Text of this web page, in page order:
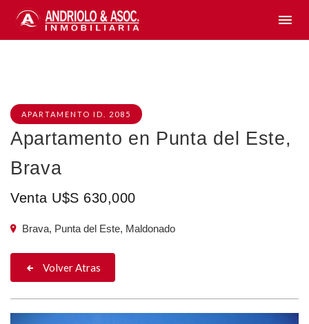
APARTAMENTO ID. 2085
Apartamento en Punta del Este,
Brava
Venta U$S 630,000
Brava, Punta del Este, Maldonado
Volver Atras